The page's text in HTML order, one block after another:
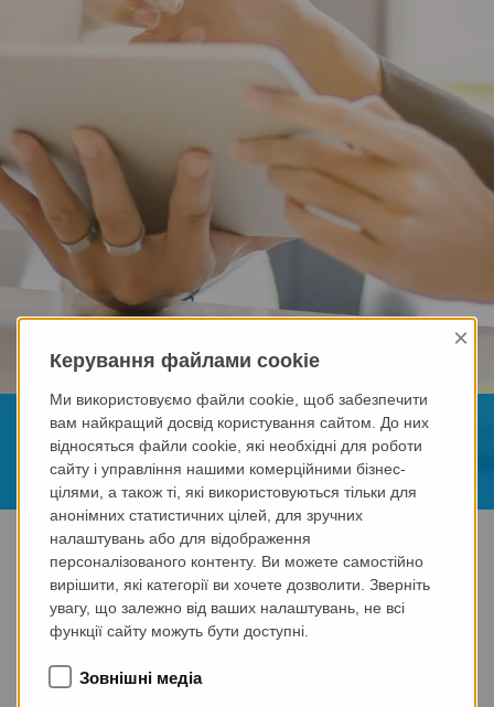
Від теорії до практики
Розширюйте свої знання з успіхом
Головна сторінка Компанія
Кар'єра
Студенти та випускники
Ми відкриті для інноваційних
ідей
Керування файлами cookie
×
Ми використовуємо файли cookie, щоб забезпечити
вам найкращий досвід користування сайтом. До них
відносяться файли cookie, які необхідні для роботи
сайту і управління нашими комерційними бізнес-
цілями, а також ті, які використовуються тільки для
анонімних статистичних цілей, для зручних
налаштувань або для відображення
персоналізованого контенту. Ви можете самостійно
вирішити, які категорії ви хочете дозволити. Зверніть
увагу, що залежно від ваших налаштувань, не всі
функції сайту можуть бути доступні.
Зовнішні медіа